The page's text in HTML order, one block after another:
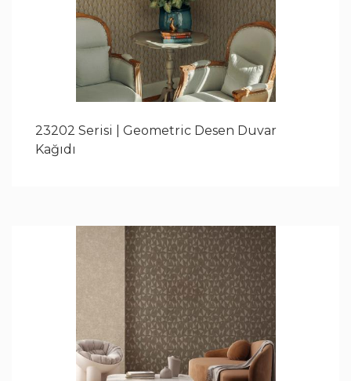
23202 Serisi | Geometric Desen Duvar
Kağıdı